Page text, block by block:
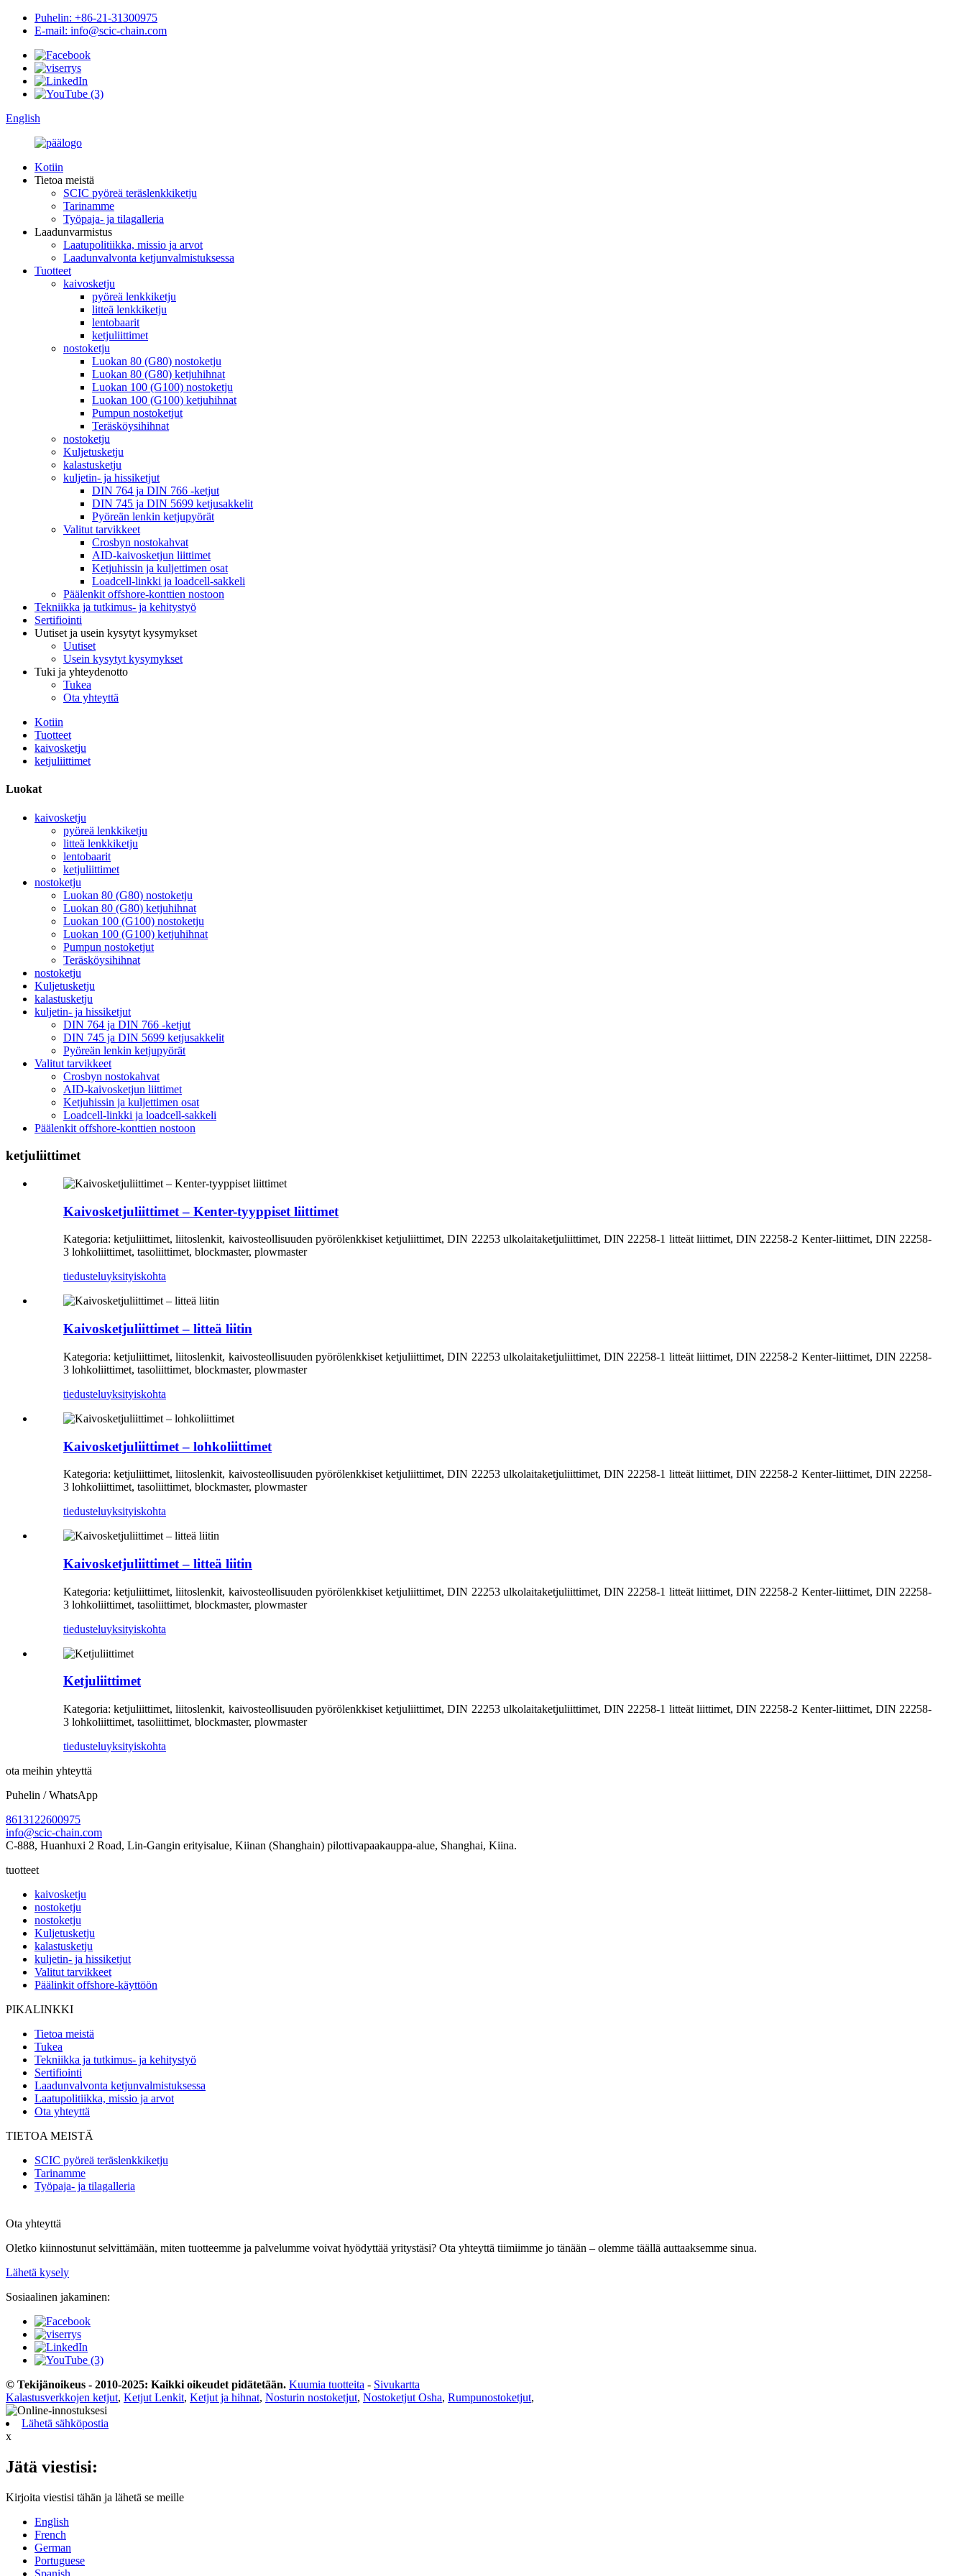
Puhelin: +86-21-31300975
E-mail: info@scic-chain.com
English
Kotiin
Tietoa meistä
SCIC pyöreä teräslenkkiketju
Tarinamme
Työpaja- ja tilagalleria
Laadunvarmistus
Laatupolitiikka, missio ja arvot
Laadunvalvonta ketjunvalmistuksessa
Tuotteet
kaivosketju
pyöreä lenkkiketju
litteä lenkkiketju
lentobaarit
ketjuliittimet
nostoketju
Luokan 80 (G80) nostoketju
Luokan 80 (G80) ketjuhihnat
Luokan 100 (G100) nostoketju
Luokan 100 (G100) ketjuhihnat
Pumpun nostoketjut
Teräsköysihihnat
nostoketju
Kuljetusketju
kalastusketju
kuljetin- ja hissiketjut
DIN 764 ja DIN 766 -ketjut
DIN 745 ja DIN 5699 ketjusakkelit
Pyöreän lenkin ketjupyörät
Valitut tarvikkeet
Crosbyn nostokahvat
AID-kaivosketjun liittimet
Ketjuhissin ja kuljettimen osat
Loadcell-linkki ja loadcell-sakkeli
Päälenkit offshore-konttien nostoon
Tekniikka ja tutkimus- ja kehitystyö
Sertifiointi
Uutiset ja usein kysytyt kysymykset
Uutiset
Usein kysytyt kysymykset
Tuki ja yhteydenotto
Tukea
Ota yhteyttä
Kotiin
Tuotteet
kaivosketju
ketjuliittimet
Luokat
kaivosketju
pyöreä lenkkiketju
litteä lenkkiketju
lentobaarit
ketjuliittimet
nostoketju
Luokan 80 (G80) nostoketju
Luokan 80 (G80) ketjuhihnat
Luokan 100 (G100) nostoketju
Luokan 100 (G100) ketjuhihnat
Pumpun nostoketjut
Teräsköysihihnat
nostoketju
Kuljetusketju
kalastusketju
kuljetin- ja hissiketjut
DIN 764 ja DIN 766 -ketjut
DIN 745 ja DIN 5699 ketjusakkelit
Pyöreän lenkin ketjupyörät
Valitut tarvikkeet
Crosbyn nostokahvat
AID-kaivosketjun liittimet
Ketjuhissin ja kuljettimen osat
Loadcell-linkki ja loadcell-sakkeli
Päälenkit offshore-konttien nostoon
ketjuliittimet
Kaivosketjuliittimet – Kenter-tyyppiset liittimet
Kategoria: ketjuliittimet, liitoslenkit, kaivosteollisuuden pyörölenkkiset ketjuliittimet, DIN 22253 ulkolaitaketjuliittimet, DIN 22258-1 litteät liittimet, DIN 22258-2 Kenter-liittimet, DIN 22258-
3 lohkoliittimet, tasoliittimet, blockmaster, plowmaster
tiedusteluyksityiskohta
Kaivosketjuliittimet – litteä liitin
Kategoria: ketjuliittimet, liitoslenkit, kaivosteollisuuden pyörölenkkiset ketjuliittimet, DIN 22253 ulkolaitaketjuliittimet, DIN 22258-1 litteät liittimet, DIN 22258-2 Kenter-liittimet, DIN 22258-
3 lohkoliittimet, tasoliittimet, blockmaster, plowmaster
tiedusteluyksityiskohta
Kaivosketjuliittimet – lohkoliittimet
Kategoria: ketjuliittimet, liitoslenkit, kaivosteollisuuden pyörölenkkiset ketjuliittimet, DIN 22253 ulkolaitaketjuliittimet, DIN 22258-1 litteät liittimet, DIN 22258-2 Kenter-liittimet, DIN 22258-
3 lohkoliittimet, tasoliittimet, blockmaster, plowmaster
tiedusteluyksityiskohta
Kaivosketjuliittimet – litteä liitin
Kategoria: ketjuliittimet, liitoslenkit, kaivosteollisuuden pyörölenkkiset ketjuliittimet, DIN 22253 ulkolaitaketjuliittimet, DIN 22258-1 litteät liittimet, DIN 22258-2 Kenter-liittimet, DIN 22258-
3 lohkoliittimet, tasoliittimet, blockmaster, plowmaster
tiedusteluyksityiskohta
Ketjuliittimet
Kategoria: ketjuliittimet, liitoslenkit, kaivosteollisuuden pyörölenkkiset ketjuliittimet, DIN 22253 ulkolaitaketjuliittimet, DIN 22258-1 litteät liittimet, DIN 22258-2 Kenter-liittimet, DIN 22258-
3 lohkoliittimet, tasoliittimet, blockmaster, plowmaster
tiedusteluyksityiskohta
ota meihin yhteyttä
Puhelin / WhatsApp
8613122600975
info@scic-chain.com
C-888, Huanhuxi 2 Road, Lin-Gangin erityisalue, Kiinan (Shanghain) pilottivapaakauppa-alue, Shanghai, Kiina.
tuotteet
kaivosketju
nostoketju
nostoketju
Kuljetusketju
kalastusketju
kuljetin- ja hissiketjut
Valitut tarvikkeet
Päälinkit offshore-käyttöön
PIKALINKKI
Tietoa meistä
Tukea
Tekniikka ja tutkimus- ja kehitystyö
Sertifiointi
Laadunvalvonta ketjunvalmistuksessa
Laatupolitiikka, missio ja arvot
Ota yhteyttä
TIETOA MEISTÄ
SCIC pyöreä teräslenkkiketju
Tarinamme
Työpaja- ja tilagalleria
Ota yhteyttä
Oletko kiinnostunut selvittämään, miten tuotteemme ja palvelumme voivat hyödyttää yritystäsi? Ota yhteyttä tiimiimme jo tänään – olemme täällä auttaaksemme sinua.
Lähetä kysely
Sosiaalinen jakaminen:
© Tekijänoikeus - 2010-2025: Kaikki oikeudet pidätetään. Kuumia tuotteita - Sivukartta
Kalastusverkkojen ketjut, Ketjut Lenkit, Ketjut ja hihnat, Nosturin nostoketjut, Nostoketjut Osha, Rumpunostoketjut,
Lähetä sähköpostia
x
Jätä viestisi:
Kirjoita viestisi tähän ja lähetä se meille
English
French
German
Portuguese
Spanish